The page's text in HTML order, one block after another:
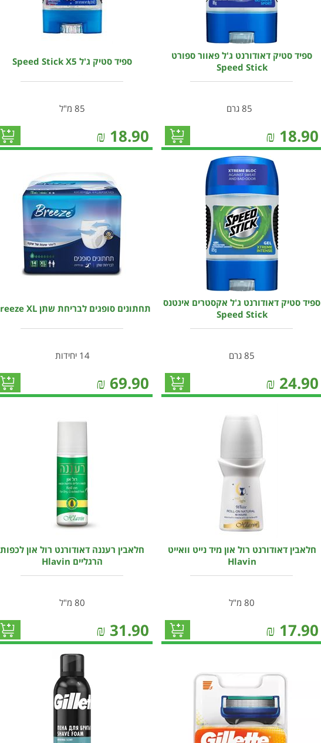
ספיד סטיק דאודורנט ג'ל פאוור ספורט
Speed Stick
18.90
₪
ספיד סטיק ג'ל Speed Stick X5
85 מ"ל
18.90
₪
ספיד סטיק דאודורנט ג'ל אקסטרים אינטנס
Speed Stick
85 גרם
24.90
₪
תחתונים סופגים לבריחת שתן Breeze XL
14 יחידות
69.90
₪
חלאבין דאודורנט רול און מיד נייט וואייט
Hlavin
80 מ"ל
17.90
₪
חלאבין רעננה דאודורנט רול און לכפות
הרגליים Hlavin
80 מ"ל
31.90
₪